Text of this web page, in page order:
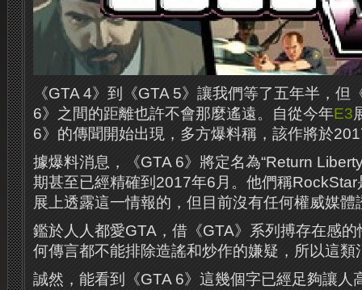
《GTA 4》到《GTA 5》讓我們等了五年半，但
6》之間的距離也許不會那麼遙遠。自從今年E3
6》的傳聞開始出現，多方爆料稱，該作將於
據爆料消息，《GTA 6》將定名為“Return
期甚至已經精確到2017年6月。他們稱RockStar
展上透露這一情報的，但目前沒有任何權威媒體
鑑於人人都愛GTA，借《GTA》系列搏存在感
何傳言都不能排除造謠和炒作的嫌疑，所以這類
誠然，能看到《GTA 6》這幾個字已經足夠讓人